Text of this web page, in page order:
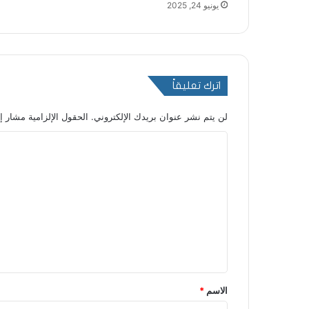
يونيو 24, 2025
اترك تعليقاً
لن يتم نشر عنوان بريدك الإلكتروني. الحقول الإلزامية مشار
*
الاسم *